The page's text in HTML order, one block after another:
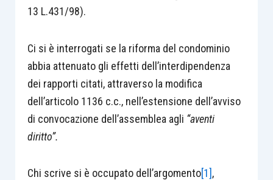
13 L.431/98).
Ci si è interrogati se la riforma del condominio
abbia attenuato gli effetti dell’interdipendenza
dei rapporti citati, attraverso la modifica
dell’articolo 1136 c.c., nell’estensione dell’avviso
di convocazione dell’assemblea agli “aventi
diritto”.
Chi scrive si è occupato dell’argomento[1],